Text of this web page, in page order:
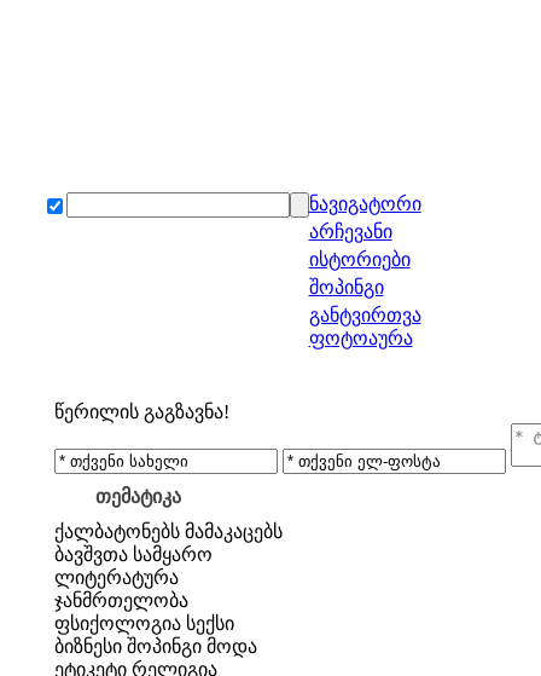
ნავიგატორი
არჩევანი
ისტორიები
შოპინგი
განტვირთვა
ფოტოაურა
წერილის გაგზავნა!
თემატიკა
ქალბატონებს მამაკაცებს
ბავშვთა სამყარო
ლიტერატურა
ჯანმრთელობა
ფსიქოლოგია სექსი
ბიზნესი შოპინგი მოდა
ეტიკეტი რელიგია